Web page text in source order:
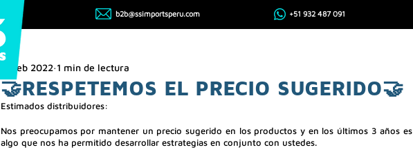
b2b@ssimportsperu.com +51 932 487 091
🤝RESPETEMOS EL PRECIO SUGERIDO🤝
17 feb 2022 1 min de lectura
Estimados distribuidores:
Nos preocupamos por mantener un precio sugerido en los productos y en los últimos 3 años es
algo que nos ha permitido desarrollar estrategias en conjunto con ustedes.